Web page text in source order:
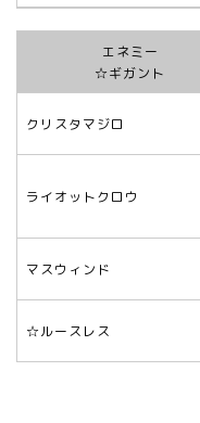
エネミー
☆ギガント
クリスタマジロ
ライオットクロウ
マスウィンド
☆ルースレス